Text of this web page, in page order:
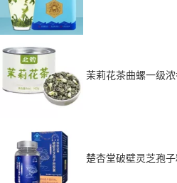
茉莉花茶曲螺一级
楚杏堂破壁灵芝孢